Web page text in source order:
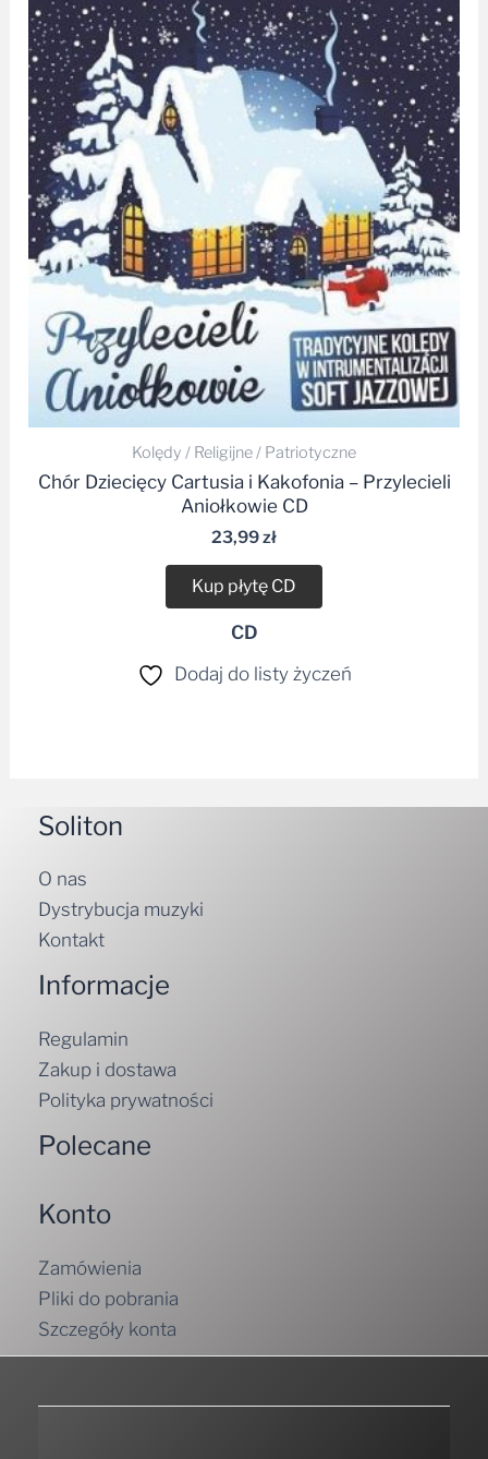
Kolędy / Religijne / Patriotyczne
Chór Dziecięcy Cartusia i Kakofonia – Przylecieli
Aniołkowie CD
23,99zł
Kup płytę CD
CD
Dodaj do listy życzeń
Soliton
O nas
Dystrybucja muzyki
Kontakt
Informacje
Regulamin
Zakup i dostawa
Polityka prywatności
Polecane
Konto
Zamówienia
Pliki do pobrania
Szczegóły konta